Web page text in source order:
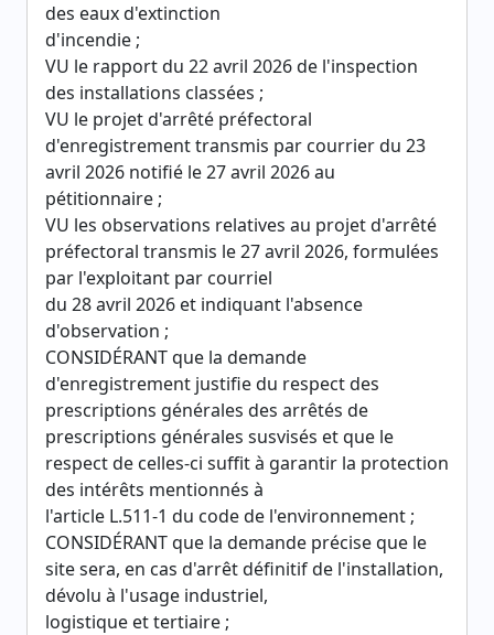
des eaux d'extinction
d'incendie ;
VU le rapport du 22 avril 2026 de l'inspection
des installations classées ;
VU le projet d'arrêté préfectoral
d'enregistrement transmis par courrier du 23
avril 2026 notifié le 27 avril 2026 au
pétitionnaire ;
VU les observations relatives au projet d'arrêté
préfectoral transmis le 27 avril 2026, formulées
par l'exploitant par courriel
du 28 avril 2026 et indiquant l'absence
d'observation ;
CONSIDÉRANT que la demande
d'enregistrement justifie du respect des
prescriptions générales des arrêtés de
prescriptions générales susvisés et que le
respect de celles-ci suffit à garantir la protection
des intérêts mentionnés à
l'article L.511-1 du code de l'environnement ;
CONSIDÉRANT que la demande précise que le
site sera, en cas d'arrêt définitif de l'installation,
dévolu à l'usage industriel,
logistique et tertiaire ;